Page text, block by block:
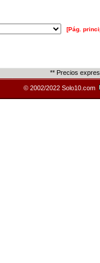
[Pág.
** Precios
© 2002/2022 Solo10.com